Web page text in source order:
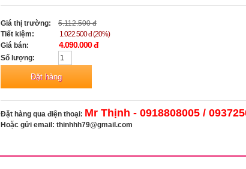
Giá thị trường:
5.112.500 đ
Tiết kiệm:
1.022.500 đ (20%)
Giá bán:
4.090.000 đ
Số lượng:
Đặt hàng qua điện thoại: Mr Thịnh - 0918808005 /
Hoặc gửi email: thinhhh79@gmail.com